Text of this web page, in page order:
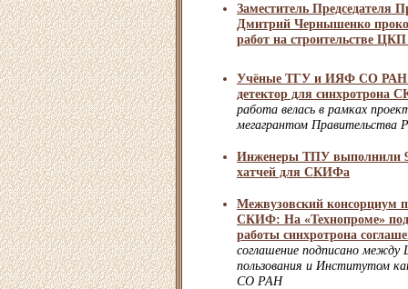
Заместитель Председателя
Дмитрий Чернышенко
работ на строительстве
Учёные ТГУ и ИЯФ СО РАН
детектор для синхротрона
работа велась в рамках
мегагрантом Правительства
Инженеры ТПУ выполнили
хатчей для СКИФа
Межвузовский консорциум
СКИФ: На «Технопроме»
работы синхротрона
соглашение подписано между
пользования и Институтом
СО РАН